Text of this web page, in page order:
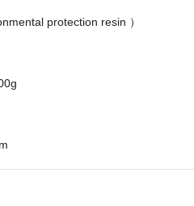
protection resin ）